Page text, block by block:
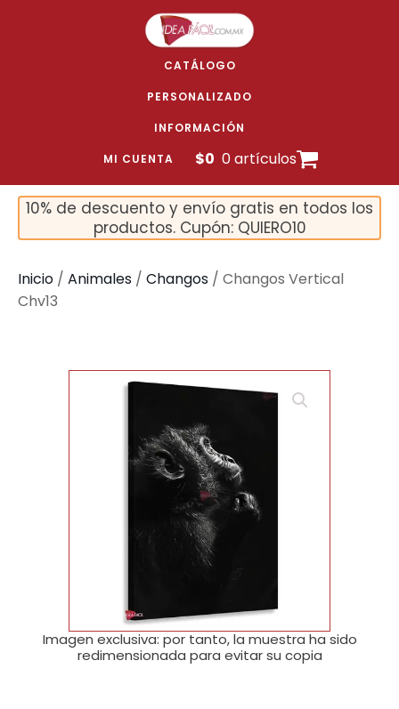
CATÁLOGO
PERSONALIZADO
INFORMACIÓN
MI CUENTA $0 0 artículos
10% de descuento y envío gratis en todos los
productos. Cupón: QUIERO10
Inicio / Animales / Changos / Changos Vertical
Chv13
Imagen exclusiva: por tanto, la muestra ha sido
redimensionada para evitar su copia